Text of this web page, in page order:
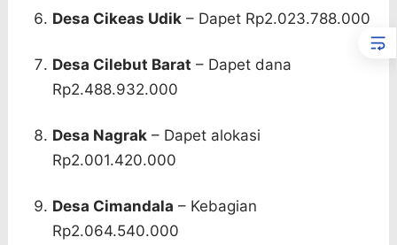
Desa Cikeas Udik– Dapet Rp2.023.788.000
Desa Cilebut Barat – Dapet dana
Rp2.488.932.000
Desa Nagrak– Dapet alokasi
Rp2.001.420.000
Desa Cimandala – Kebagian
Rp2.064.540.000